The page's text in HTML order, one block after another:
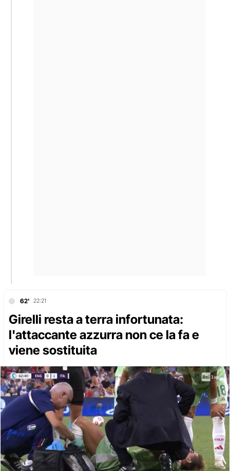
62' 22:21
Girelli resta a terra infortunata:
l'attaccante azzurra non ce la fa e
viene sostituita